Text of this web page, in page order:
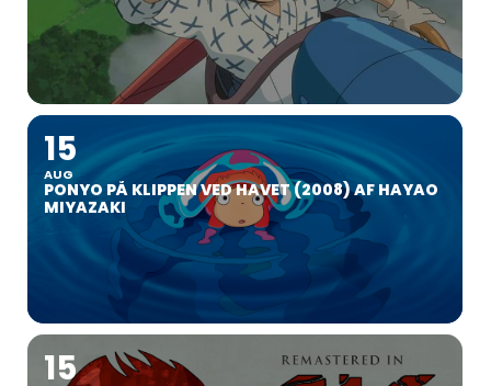
15
AUG
PONYO PÅ KLIPPEN VED HAVET (2008) AF HAYAO
MIYAZAKI
15